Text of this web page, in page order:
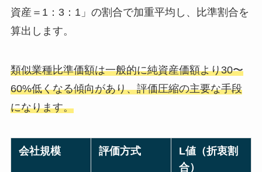
資産＝1：3：1」の割合で加重平均し、比準割合を
算出します。
類似業種比準価額は一般的に純資産価額より30〜
60%低くなる傾向があり、評価圧縮の主要な手段
になります。
会社規模 評価方式
L値（折衷割
合）